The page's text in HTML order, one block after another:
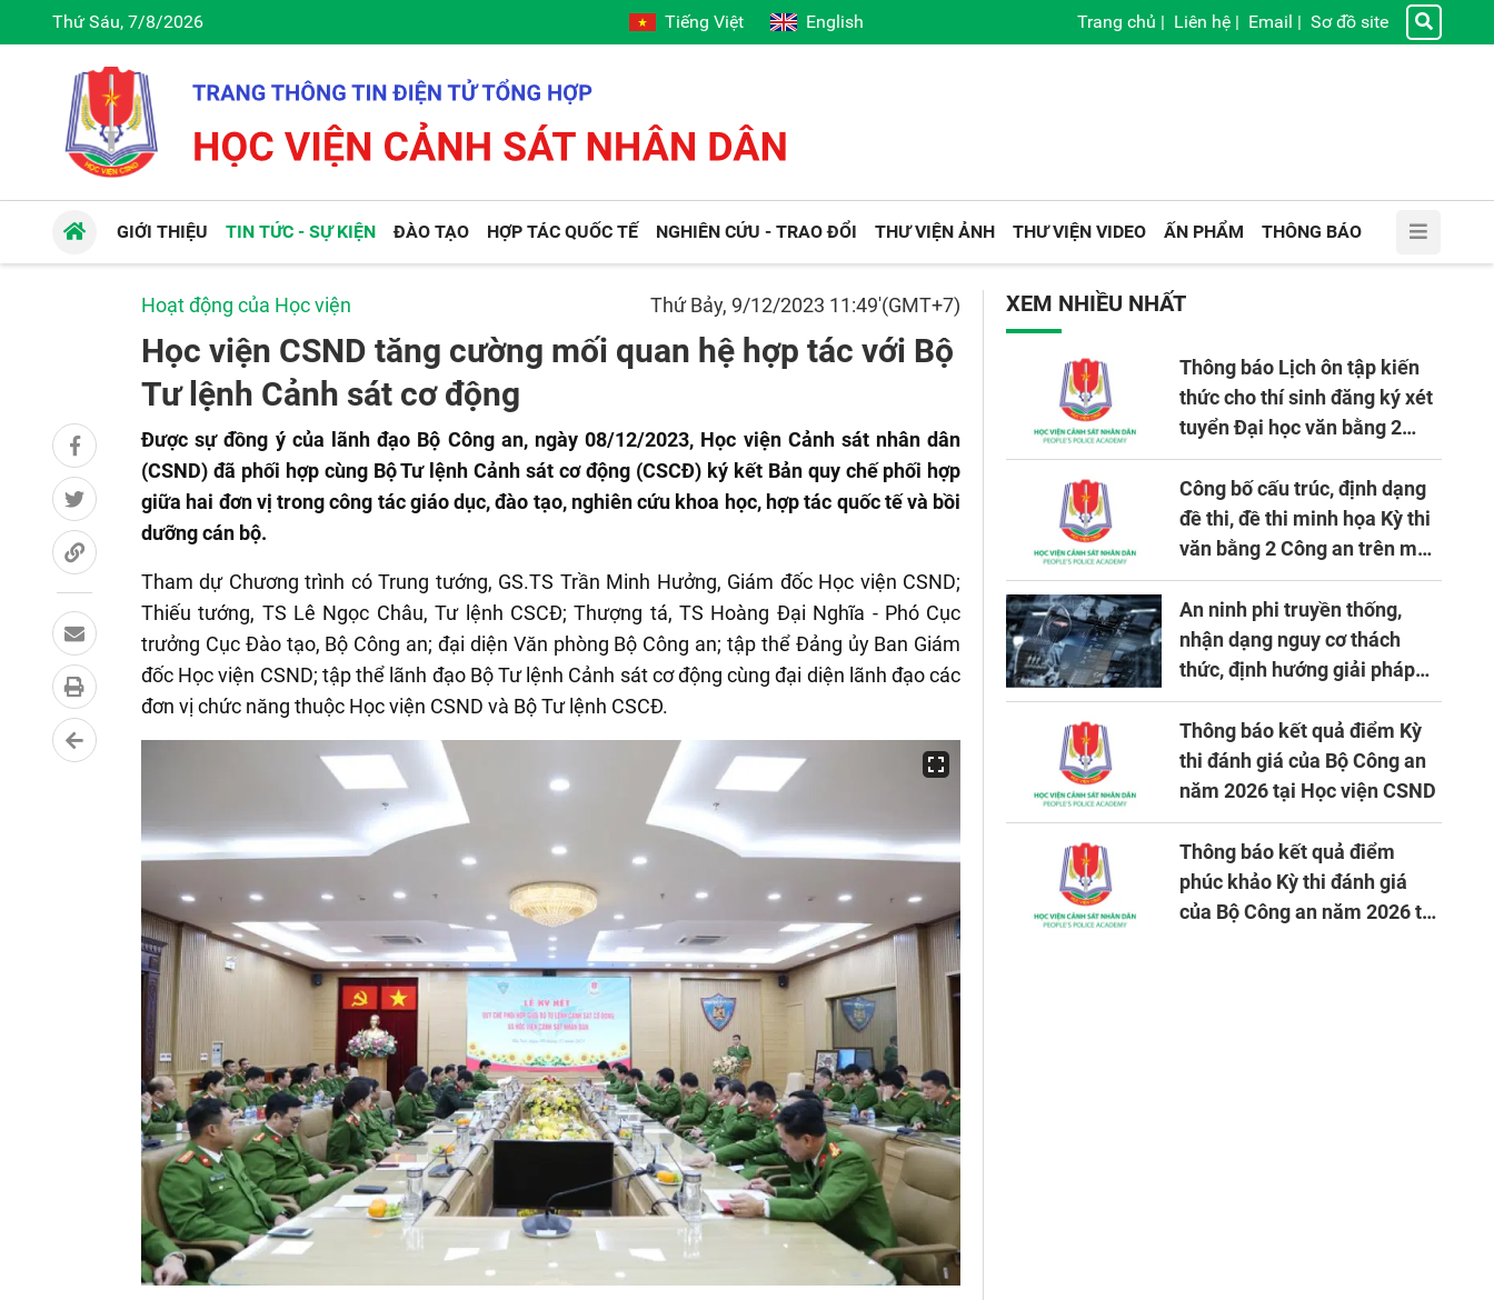
Thứ Sáu, 7/8/2026 Tiếng Việt English Trang chủ | Liên hệ | Email | Sơ đồ site
GIỚI THIỆU TIN TỨC - SỰ KIỆN ĐÀO TẠO HỢP TÁC QUỐC TẾ NGHIÊN CỨU - TRAO ĐỔI THƯ VIỆN ẢNH THƯ VIỆN VIDEO ẤN PHẨM THÔNG BÁO
Hoạt động của Học viện Thứ Bảy, 9/12/2023 11:49'(GMT+7)
Học viện CSND tăng cường mối quan hệ hợp tác với Bộ
Tư lệnh Cảnh sát cơ động
Được sự đồng ý của lãnh đạo Bộ Công an, ngày 08/12/2023, Học viện Cảnh sát nhân dân
(CSND) đã phối hợp cùng Bộ Tư lệnh Cảnh sát cơ động (CSCĐ) ký kết Bản quy chế phối hợp
giữa hai đơn vị trong công tác giáo dục, đào tạo, nghiên cứu khoa học, hợp tác quốc tế và bồi
dưỡng cán bộ.
Tham dự Chương trình có Trung tướng, GS.TS Trần Minh Hưởng, Giám đốc Học viện CSND;
Thiếu tướng, TS Lê Ngọc Châu, Tư lệnh CSCĐ; Thượng tá, TS Hoàng Đại Nghĩa - Phó Cục
trưởng Cục Đào tạo, Bộ Công an; đại diện Văn phòng Bộ Công an; tập thể Đảng ủy Ban Giám
đốc Học viện CSND; tập thể lãnh đạo Bộ Tư lệnh Cảnh sát cơ động cùng đại diện lãnh đạo các
đơn vị chức năng thuộc Học viện CSND và Bộ Tư lệnh CSCĐ.
XEM NHIỀU NHẤT
Thông báo Lịch ôn tập kiến
thức cho thí sinh đăng ký xét
tuyển Đại học văn bằng 2
tuyển mới, mở tại Học viện
CSND năm học 2026 - 2027
Công bố cấu trúc, định dạng
đề thi, đề thi minh họa Kỳ thi
văn bằng 2 Công an trên máy
tính
An ninh phi truyền thống,
nhận dạng nguy cơ thách
thức, định hướng giải pháp
đảm bảo an ninh quốc gia
trong tình hình hiện nay
Thông báo kết quả điểm Kỳ
thi đánh giá của Bộ Công an
năm 2026 tại Học viện CSND
Thông báo kết quả điểm
phúc khảo Kỳ thi đánh giá
của Bộ Công an năm 2026 tại